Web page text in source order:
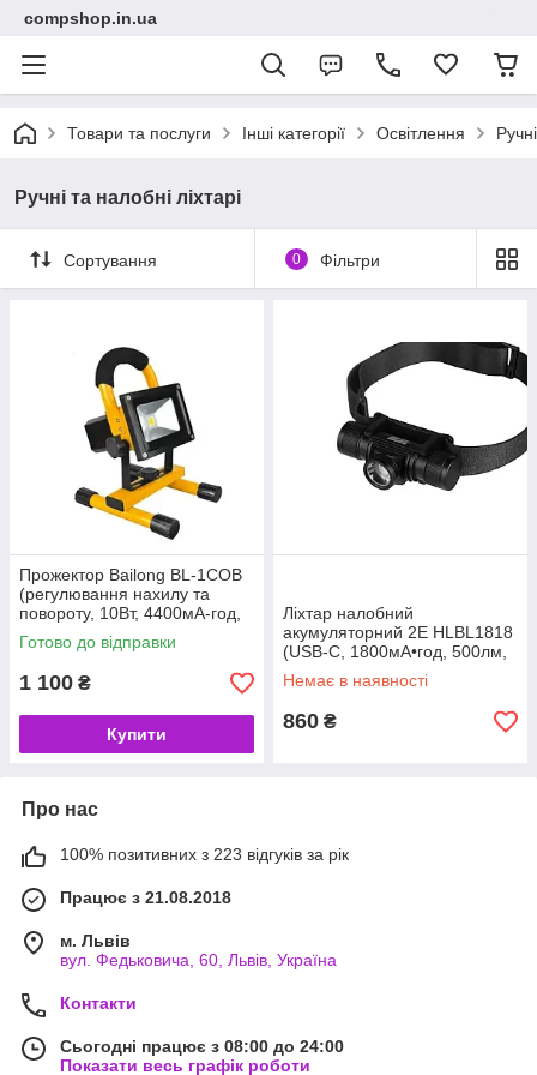
compshop.in.ua
Товари та послуги Інші категорії Освітлення
Ручні та налобні ліхтарі
Сортування 0 Фільтри
Прожектор Bailong BL-1COB
(регулювання нахилу та
повороту, 10Вт, 4400мА-год,
IP65) (код 144050)
Готово до відправки
1 100 ₴
Купити
Ліхтар налобний
акумуляторний 2E HLBL1818
(USB-C, 1800мА•год, 500лм,
5Вт) (код 143980)
Немає в наявності
860 ₴
Про нас
100% позитивних з 223 відгуків за рік
Працює з 21.08.2018
м. Львів
вул. Федьковича, 60, Львів, Україна
Контакти
Сьогодні працює з 08:00 до 24:00
Показати весь графік роботи